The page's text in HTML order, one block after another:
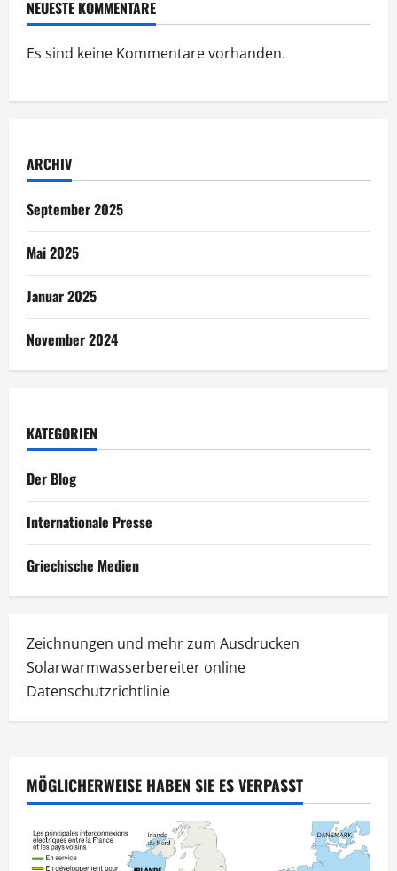
NEUESTE KOMMENTARE
Es sind keine Kommentare vorhanden.
ARCHIV
September 2025
Mai 2025
Januar 2025
November 2024
KATEGORIEN
Der Blog
Internationale Presse
Griechische Medien
Zeichnungen und mehr zum Ausdrucken
Solarwarmwasserbereiter online
Datenschutzrichtlinie
MÖGLICHERWEISE HABEN SIE ES VERPASST